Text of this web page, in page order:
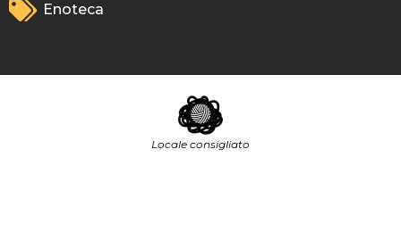
Enoteca
Locale consigliato